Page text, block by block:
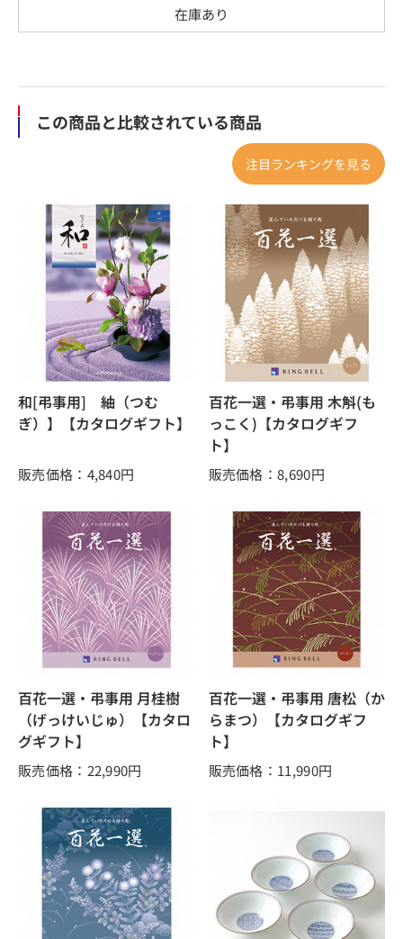
在庫あり
この商品と比較されている商品
注目ランキングを見る
和[弔事用] 紬（つむ
ぎ）】【カタログギフト】
販売価格：4,840円
百花一選・弔事用 木斛(も
っこく)【カタログギフ
ト】
販売価格：8,690円
百花一選・弔事用 月桂樹
（げっけいじゅ）【カタロ
グギフト】
販売価格：22,990円
百花一選・弔事用 唐松（か
らまつ）【カタログギフ
ト】
販売価格：11,990円